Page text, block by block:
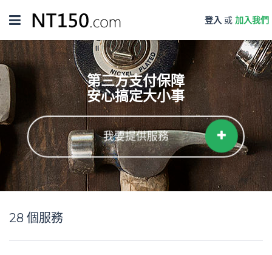
Toggle
navigation
登入 或 加入我們
第三方支付保障
安心搞定大小事
我要提供服務
28 個服務